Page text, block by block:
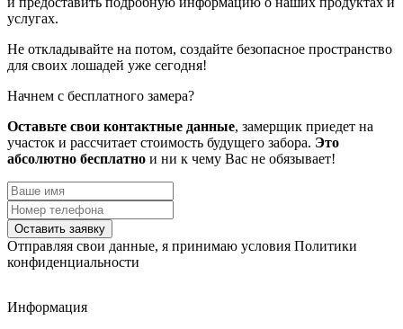
услугах.
Не откладывайте на потом, создайте безопасное пространство
для своих лошадей уже сегодня!
Начнем с бесплатного замера?
Оставьте свои контактные данные, замерщик приедет на
участок и рассчитает стоимость будущего забора. Это
абсолютно бесплатно и ни к чему Вас не обязывает!
Оставить заявку
Отправляя свои данные, я принимаю условия Политики
конфиденциальности
Информация